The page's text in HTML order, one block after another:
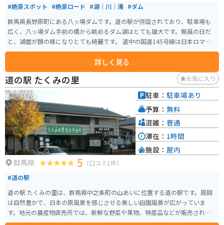
#絶景スポット #絶景ロード #湖｜川｜滝 #ダム
群馬県長野原町にある八ッ場ダムです。道の駅が併設されており、駐車場も
広く、八ッ場ダム手前の橋から眺めるダム湖はとても雄大です。無風の日だ
と、湖面が鏡の様になりとても綺麗です。 道中の国道145号線は日本ロマン
チック街道の一つで、目的地に向かうまでの景色も綺麗です。道は緩やかな
ワインディングロードが続きます。バイクでも車でも気持ちよく走れます。
更に西へ向かい、右は志賀草津ルート、左は軽井沢へとルート、どちらも走
りやすく絶景が続くルートです。
詳しく見る
道の駅 たくみの里 お気に入り
群馬県 5 （口コミ1件）
#道の駅
道の駅 たくみの里は、群馬県中之条町の山あいに位置する道の駅です。周囲
は自然豊かで、日本の原風景を感じさせる美しい田園風景が広がっていま
す。地元の農産物直売所では、新鮮な野菜や果物、特産品などが販売されて
おり、お土産探しにも最適です。 また、たくみの里には、そば打ちやこんに
駐車： 駐車場あり
予算： 無料
混雑： 普通
滞在： 1時間
施設： 屋内